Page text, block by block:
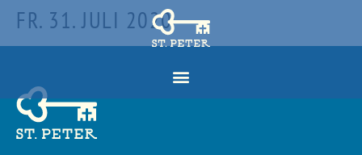
FR. 31. JULI 2020